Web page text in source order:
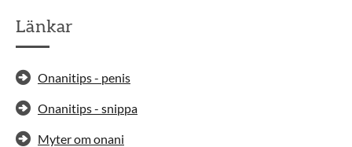
Länkar
Onanitips - penis
Onanitips - snippa
Myter om onani